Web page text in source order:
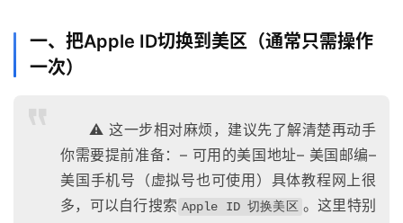
一、把Apple ID切换到美区（通常只需操作
一次）
⚠️ 这一步相对麻烦，建议先了解清楚再动手
你需要提前准备：– 可用的美国地址– 美国邮编–
美国手机号（虚拟号也可使用）具体教程网上很
多，可以自行搜索 Apple ID 切换美区 。这里特别